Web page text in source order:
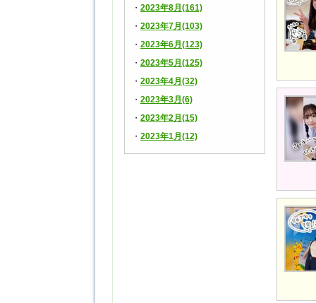
2023年8月(161)
2023年7月(103)
2023年6月(123)
2023年5月(125)
2023年4月(32)
2023年3月(6)
2023年2月(15)
2023年1月(12)